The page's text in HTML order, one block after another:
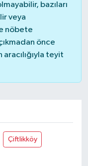
bazıları
veya
nöbete
önce
teyit
Çiftlikköy